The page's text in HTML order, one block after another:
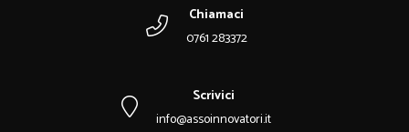
Chiamaci
0761 283372
Scrivici
info@assoinnovatori.it